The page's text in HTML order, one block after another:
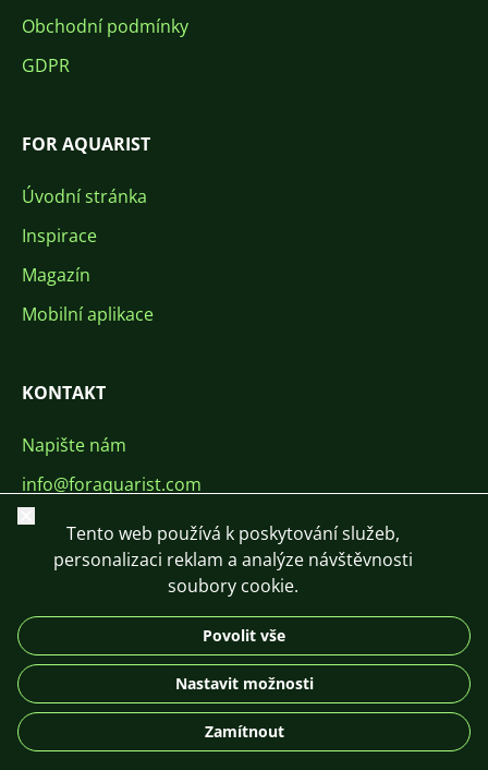
Obchodní podmínky
GDPR
FOR AQUARIST
Úvodní stránka
Inspirace
Magazín
Mobilní aplikace
KONTAKT
Napište nám
info@foraquarist.com
+420 603 449 602
DE
© 2026 For Aquarist
Zavřít
Tento web používá k poskytování služeb,
personalizaci reklam a analýze návštěvnosti
soubory cookie.
Povolit vše
Nastavit možnosti
Zamítnout